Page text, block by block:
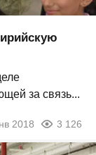
за связь...
2018 3 126